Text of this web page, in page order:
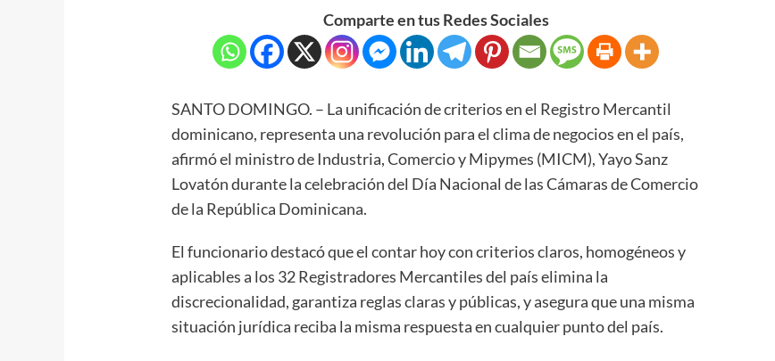
Comparte en tus Redes Sociales
SANTO DOMINGO. – La unificación de criterios en el Registro Mercantil
dominicano, representa una revolución para el clima de negocios en el país,
afirmó el ministro de Industria, Comercio y Mipymes (MICM), Yayo Sanz
Lovatón durante la celebración del Día Nacional de las Cámaras de Comercio
de la República Dominicana.
El funcionario destacó que el contar hoy con criterios claros, homogéneos y
aplicables a los 32 Registradores Mercantiles del país elimina la
discrecionalidad, garantiza reglas claras y públicas, y asegura que una misma
situación jurídica reciba la misma respuesta en cualquier punto del país.